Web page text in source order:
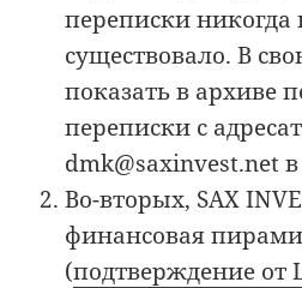
переписки никогда
существовало. В
показать в архиве
переписки с
dmk@saxinvest.net
Во-вторых, SAX
финансовая
(подтверждение от